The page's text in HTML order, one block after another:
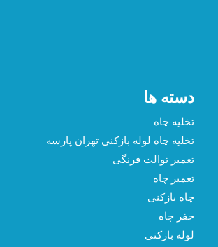
دسته ها
تخلیه چاه
تخلیه چاه لوله بازکنی تهران پارسه
تعمیر توالت فرنگی
تعمیر چاه
چاه بازکنی
حفر چاه
لوله بازکنی